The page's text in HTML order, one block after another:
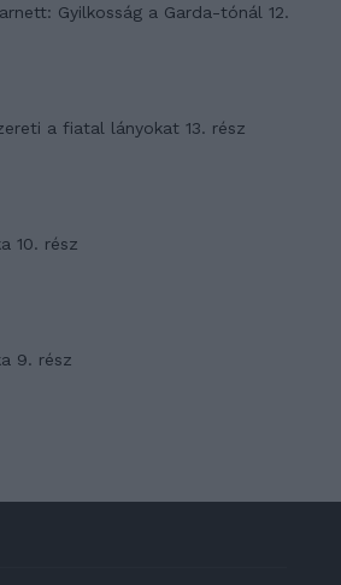
Gyilkosság a Garda-tónál 12.
a fiatal lányokat 13. rész
10. rész
9. rész